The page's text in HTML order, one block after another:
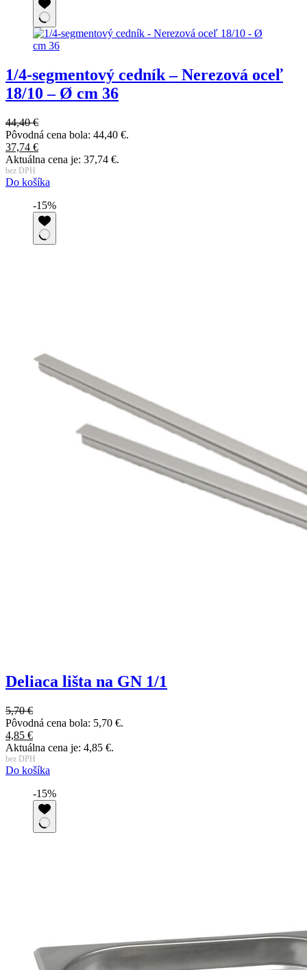
1/4-segmentový cedník – Nerezová oceľ
18/10 – Ø cm 36
44,40€
Pôvodná cena bola: 44,40 €.
37,74 €
Aktuálna cena je: 37,74 €.
bez DPH
Do košíka
-15%
Deliaca lišta na GN 1/1
5,70€
Pôvodná cena bola: 5,70 €.
4,85 €
Aktuálna cena je: 4,85 €.
bez DPH
Do košíka
-15%